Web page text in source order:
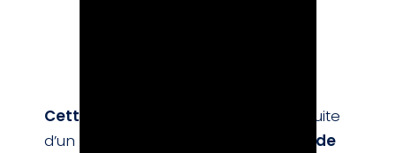
Cette patiente hémiplégique
à la suite
d’un AVC utilise une
canne quadripode